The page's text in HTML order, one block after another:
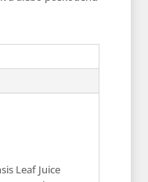
Leaf Juice